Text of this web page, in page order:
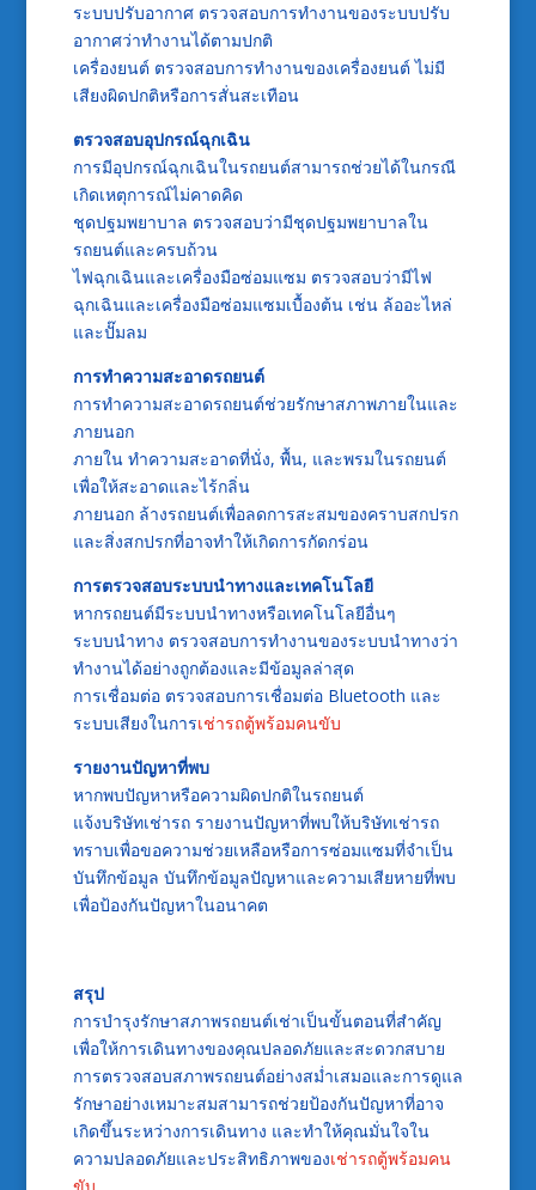
ระบบปรับอากาศ ตรวจสอบการทำงานของระบบปรับ
อากาศว่าทำงานได้ตามปกติ
เครื่องยนต์ ตรวจสอบการทำงานของเครื่องยนต์ ไม่มี
เสียงผิดปกติหรือการสั่นสะเทือน
ตรวจสอบอุปกรณ์ฉุกเฉิน
การมีอุปกรณ์ฉุกเฉินในรถยนต์สามารถช่วยได้ในกรณี
เกิดเหตุการณ์ไม่คาดคิด
ชุดปฐมพยาบาล ตรวจสอบว่ามีชุดปฐมพยาบาลใน
รถยนต์และครบถ้วน
ไฟฉุกเฉินและเครื่องมือซ่อมแซม ตรวจสอบว่ามีไฟ
ฉุกเฉินและเครื่องมือซ่อมแซมเบื้องต้น เช่น ล้ออะไหล่
และปั๊มลม
การทำความสะอาดรถยนต์
การทำความสะอาดรถยนต์ช่วยรักษาสภาพภายในและ
ภายนอก
ภายใน ทำความสะอาดที่นั่ง, พื้น, และพรมในรถยนต์
เพื่อให้สะอาดและไร้กลิ่น
ภายนอก ล้างรถยนต์เพื่อลดการสะสมของคราบสกปรก
และสิ่งสกปรกที่อาจทำให้เกิดการกัดกร่อน
การตรวจสอบระบบนำทางและเทคโนโลยี
หากรถยนต์มีระบบนำทางหรือเทคโนโลยีอื่นๆ
ระบบนำทาง ตรวจสอบการทำงานของระบบนำทางว่า
ทำงานได้อย่างถูกต้องและมีข้อมูลล่าสุด
การเชื่อมต่อ ตรวจสอบการเชื่อมต่อ Bluetooth และ
ระบบเสียงในการเช่ารถตู้พร้อมคนขับ
รายงานปัญหาที่พบ
หากพบปัญหาหรือความผิดปกติในรถยนต์
แจ้งบริษัทเช่ารถ รายงานปัญหาที่พบให้บริษัทเช่ารถ
ทราบเพื่อขอความช่วยเหลือหรือการซ่อมแซมที่จำเป็น
บันทึกข้อมูล บันทึกข้อมูลปัญหาและความเสียหายที่พบ
เพื่อป้องกันปัญหาในอนาคต
สรุป
การบำรุงรักษาสภาพรถยนต์เช่าเป็นขั้นตอนที่สำคัญ
เพื่อให้การเดินทางของคุณปลอดภัยและสะดวกสบาย
การตรวจสอบสภาพรถยนต์อย่างสม่ำเสมอและการดูแล
รักษาอย่างเหมาะสมสามารถช่วยป้องกันปัญหาที่อาจ
เกิดขึ้นระหว่างการเดินทาง และทำให้คุณมั่นใจใน
ความปลอดภัยและประสิทธิภาพของเช่ารถตู้พร้อมคน